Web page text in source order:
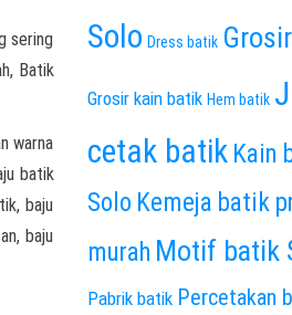
sering
Batik
warna
batik
baju
baju
Solo Dress batik
Grosir kain batik Hem batik
cetak batik Kain
Solo Kemeja batik
murah Motif batik
Pabrik batik Percetakan